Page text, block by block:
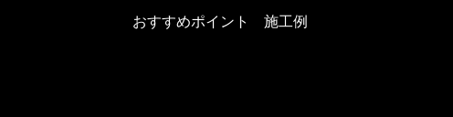
おすすめポイント 施工例